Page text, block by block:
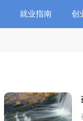
就业指南 创